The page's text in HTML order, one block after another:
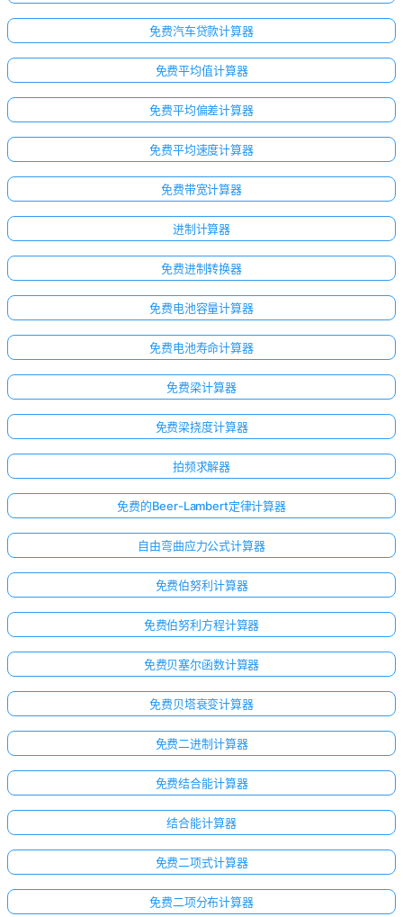
免费汽车贷款计算器
免费平均值计算器
免费平均偏差计算器
免费平均速度计算器
免费带宽计算器
进制计算器
免费进制转换器
免费电池容量计算器
免费电池寿命计算器
免费梁计算器
免费梁挠度计算器
拍频求解器
免费的Beer-Lambert定律计算器
自由弯曲应力公式计算器
免费伯努利计算器
免费伯努利方程计算器
免费贝塞尔函数计算器
免费贝塔衰变计算器
免费二进制计算器
免费结合能计算器
结合能计算器
免费二项式计算器
免费二项分布计算器